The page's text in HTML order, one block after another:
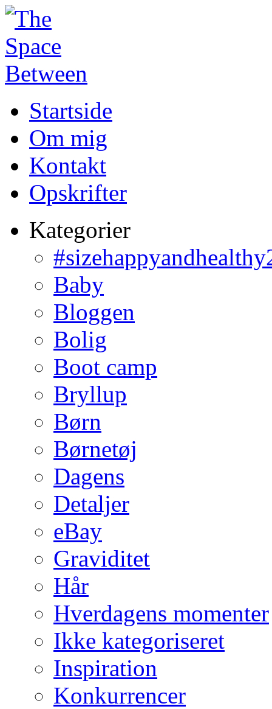
Startside
Om mig
Kontakt
Opskrifter
Kategorier
Baby
Bloggen
Bolig
Boot camp
Bryllup
Børn
Børnetøj
Dagens
Detaljer
eBay
Graviditet
Hår
Hverdagens momenter
Ikke kategoriseret
Inspiration
Konkurrencer